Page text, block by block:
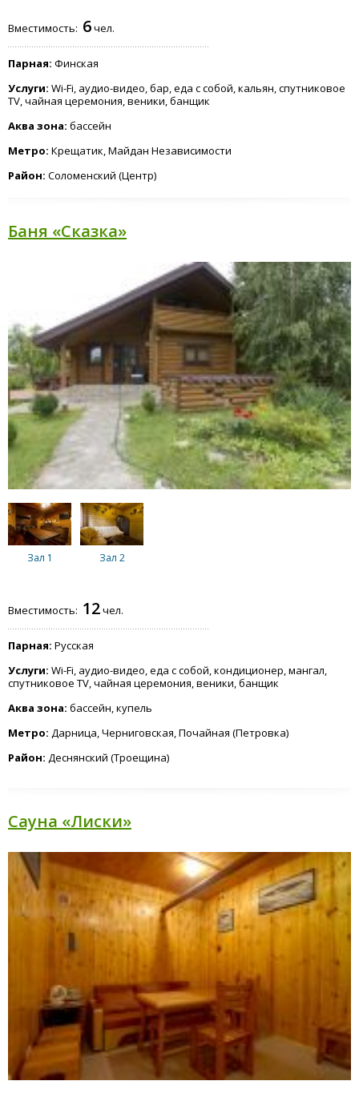
Вместимость: 6чел.
Парная: Финская
Услуги: Wi-Fi, аудио-видео, бар, еда с собой, кальян, спутниковое
TV, чайная церемония, веники, банщик
Аква зона: бассейн
Метро: Крещатик, Майдан Независимости
Район: Соломенский (Центр)
Баня «Сказка»
Зал 1 Зал 2
Вместимость: 12чел.
Парная: Русская
Услуги: Wi-Fi, аудио-видео, еда с собой, кондиционер, мангал,
спутниковое TV, чайная церемония, веники, банщик
Аква зона: бассейн, купель
Метро: Дарница, Черниговская, Почайная (Петровка)
Район: Деснянский (Троещина)
Сауна «Лиски»